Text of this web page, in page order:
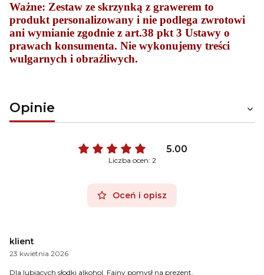
Ważne: Zestaw ze skrzynką z grawerem to
produkt personalizowany i nie podlega zwrotowi
ani wymianie zgodnie z art.38 pkt 3 Ustawy o
prawach konsumenta. Nie wykonujemy treści
wulgarnych i obraźliwych.
Opinie
5.00
Liczba ocen: 2
Oceń i opisz
klient
23 kwietnia 2026
Dla lubiących słodki alkohol. Fajny pomysł na prezent.